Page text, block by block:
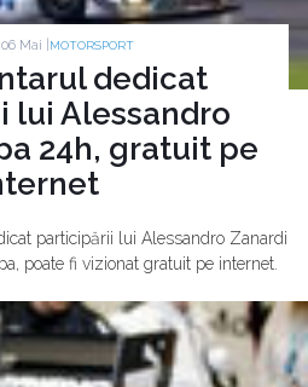
Mai | MOTORSPORT
dedicat
lui Alessandro
24h, gratuit pe
participării lui Alessandro Zanardi
poate fi vizionat gratuit pe internet.